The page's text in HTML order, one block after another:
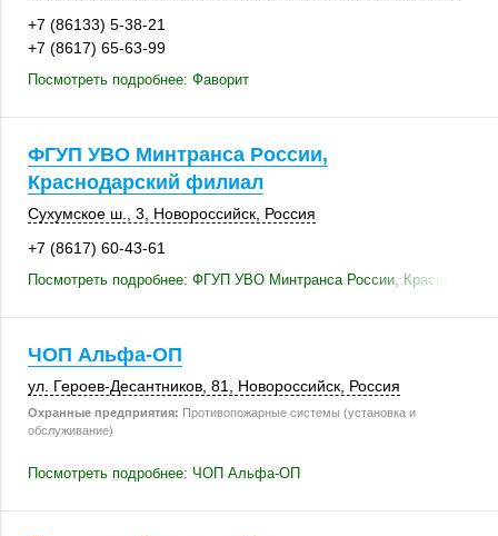
+7 (86133) 5-38-21
+7 (8617) 65-63-99
Посмотреть подробнее: Фаворит
ФГУП УВО Минтранса России,
Краснодарский филиал
Сухумское ш., 3 Новороссийск Россия
+7 (8617) 60-43-61
Посмотреть подробнее: ФГУП УВО Минтранса России,
ЧОП Альфа-ОП
ул. Героев-Десантников, 81, Новороссийск Россия
Охранные предприятия: Противопожарные системы (установка и
обслуживание)
Посмотреть подробнее: ЧОП Альфа-ОП